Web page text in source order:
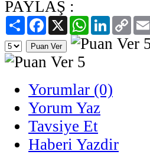
PAYLAŞ :
PaylaşFacebook
X WhatsAppLinkedIn
Copy
Link
Yorumlar (0)
Yorum Yaz
Tavsiye Et
Haberi Yazdir